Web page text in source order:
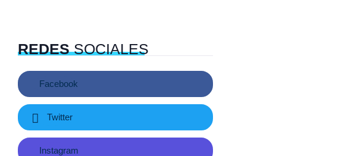
REDESSOCIALES
Facebook
Twitter
Instagram